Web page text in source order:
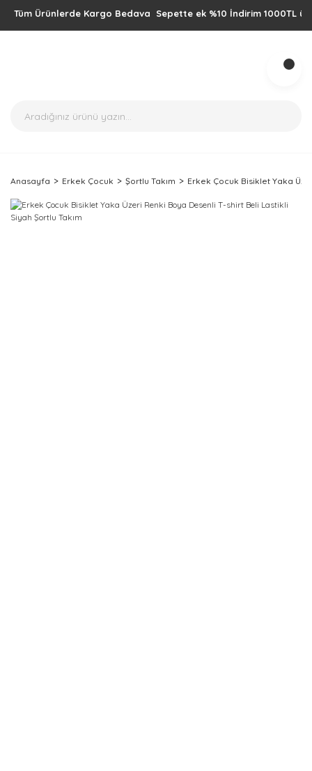
Ürünlerde Kargo Bedava Sepette ek %10 İndirim 1000TL üzeri
Anasayfa Erkek Çocuk Şortlu Takım Erkek Çocuk Bisiklet Yaka